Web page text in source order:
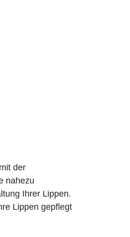
der
nahezu
Ihrer Lippen.
Lippen gepflegt